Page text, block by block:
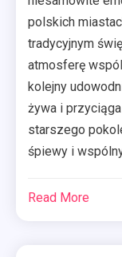
polskich
tradycyjnym
atmosferę
kolejny
żywa i
starszego
śpiewy i
Read More